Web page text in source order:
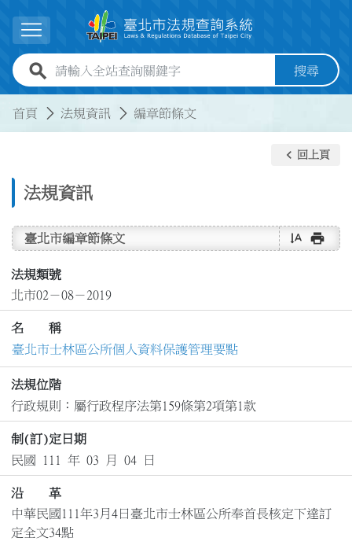
展開選單
全站查詢關鍵字欄位 搜尋
首頁 法規資訊 編章節條文
法規資訊
keyboard_arrow_left 回上頁
臺北市編章節條文 text_rotate_vertical print
法規類號
北市02－08－2019
名 稱
臺北市士林區公所個人資料保護管理要點
法規位階
行政規則：屬行政程序法第159條第2項第1款
制(訂)定日期
民國 111 年 03 月 04 日
沿 革
中華民國111年3月4日臺北市士林區公所奉首長核定下達訂
定全文34點